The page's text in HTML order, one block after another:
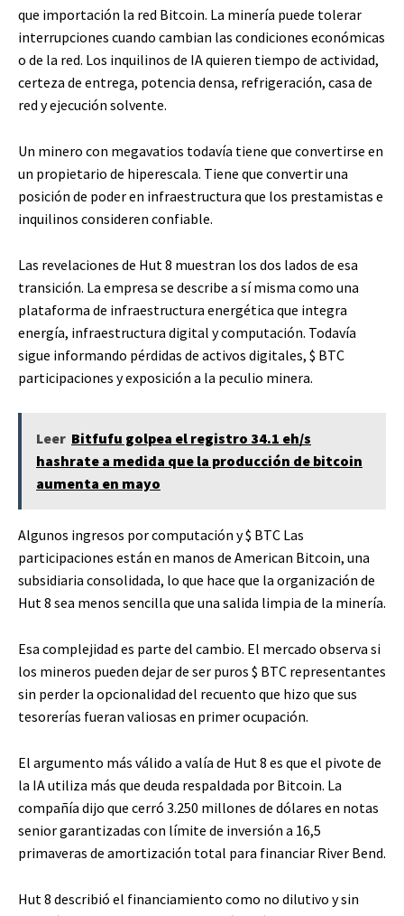
que importación la red Bitcoin. La minería puede tolerar
interrupciones cuando cambian las condiciones económicas
o de la red. Los inquilinos de IA quieren tiempo de actividad,
certeza de entrega, potencia densa, refrigeración, casa de
red y ejecución solvente.
Un minero con megavatios todavía tiene que convertirse en
un propietario de hiperescala. Tiene que convertir una
posición de poder en infraestructura que los prestamistas e
inquilinos consideren confiable.
Las revelaciones de Hut 8 muestran los dos lados de esa
transición. La empresa se describe a sí misma como una
plataforma de infraestructura energética que integra
energía, infraestructura digital y computación. Todavía
sigue informando pérdidas de activos digitales, $ BTC
participaciones y exposición a la peculio minera.
Leer Bitfufu golpea el registro 34.1 eh/s
hashrate a medida que la producción de bitcoin
aumenta en mayo
Algunos ingresos por computación y$ BTC Las
participaciones están en manos de American Bitcoin, una
subsidiaria consolidada, lo que hace que la organización de
Hut 8 sea menos sencilla que una salida limpia de la minería.
Esa complejidad es parte del cambio. El mercado observa si
los mineros pueden dejar de ser puros $ BTC representantes
sin perder la opcionalidad del recuento que hizo que sus
tesorerías fueran valiosas en primer ocupación.
El argumento más válido a valía de Hut 8 es que el pivote de
la IA utiliza más que deuda respaldada por Bitcoin. La
compañía dijo que cerró 3.250 millones de dólares en notas
senior garantizadas con límite de inversión a 16,5
primaveras de amortización total para financiar River Bend.
Hut 8 describió el financiamiento como no dilutivo y sin